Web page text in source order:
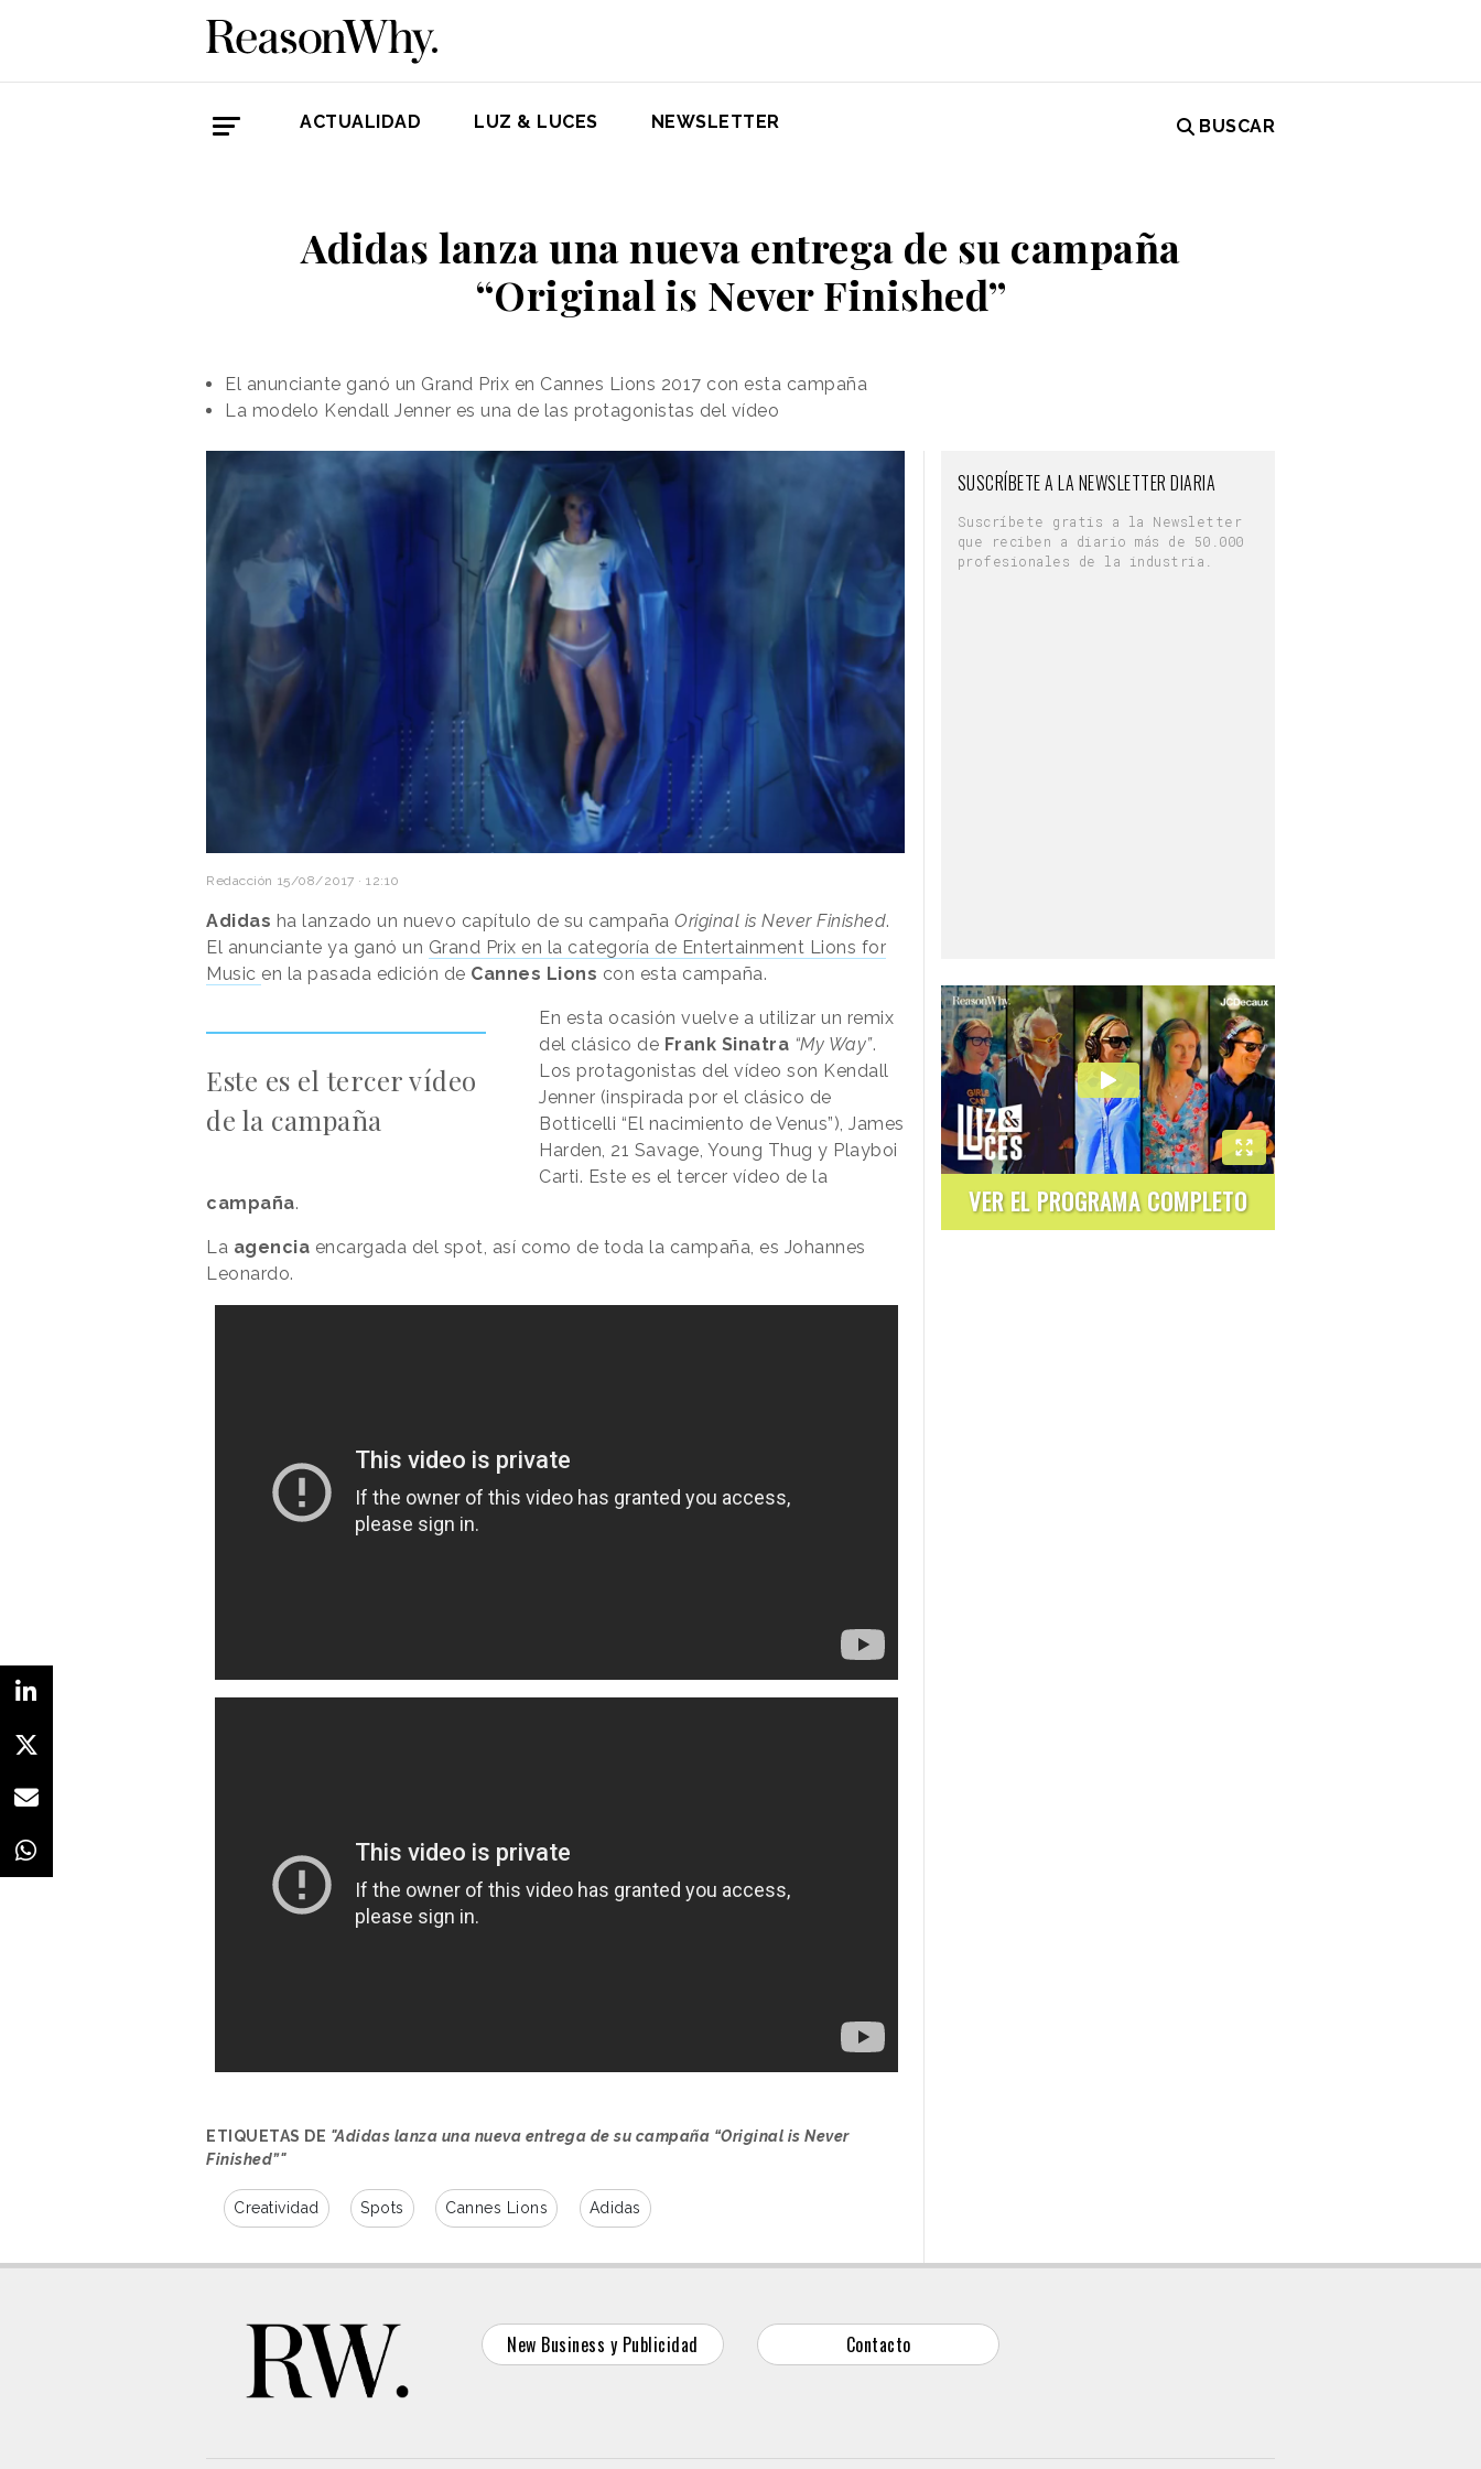
ACTUALIDAD LUZ & LUCES NEWSLETTER BUSCAR
Adidas lanza una nueva entrega de su campaña
“Original is Never Finished”
El anunciante ganó un Grand Prix en Cannes Lions 2017 con esta campaña
La modelo Kendall Jenner es una de las protagonistas del vídeo
Redacción 15/08/2017 · 12:10
Adidas ha lanzado un nuevo capítulo de su campaña Original is Never Finished.
El anunciante ya ganó un Grand Prix en la categoría de Entertainment Lions for
Music en la pasada edición de Cannes Lions con esta campaña.
Este es el tercer vídeo
de la campaña
En esta ocasión vuelve a utilizar un remix
del clásico de Frank Sinatra “My Way”.
Los protagonistas del vídeo son Kendall
Jenner (inspirada por el clásico de
Botticelli “El nacimiento de Venus”), James
Harden, 21 Savage, Young Thug y Playboi
Carti. Este es el tercer vídeo de la
campaña.
La agencia encargada del spot, así como de toda la campaña, es Johannes
Leonardo.
ETIQUETAS DE "Adidas lanza una nueva entrega de su campaña “Original is Never
Finished”"
Creatividad Spots Cannes Lions Adidas
SUSCRÍBETE A LA NEWSLETTER DIARIA
Suscríbete gratis a la Newsletter
que reciben a diario más de 50.000
profesionales de la industria.
VER EL PROGRAMA COMPLETO
New Business y Publicidad Contacto